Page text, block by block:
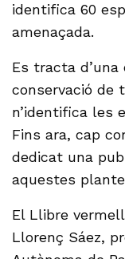
identifica 60
amenaçada.
Es tracta d’una
conservació de
n’identifica les
Fins ara, cap
dedicat una
aquestes
El Llibre
Llorenç Sáez,